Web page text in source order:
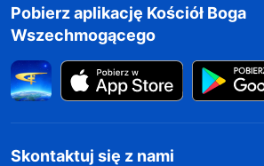
Pobierz aplikację Kościół Boga
Wszechmogącego
Skontaktuj się z nami